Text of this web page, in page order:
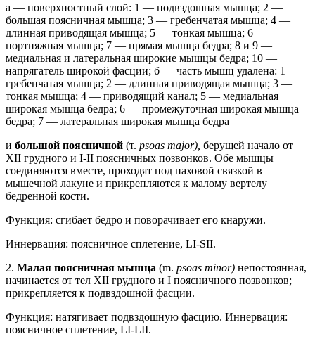
а — поверхностный слой: 1 — подвздошная мышца; 2 —
большая поясничная мышца; 3 — гребенчатая мышца; 4 —
длинная приводящая мышца; 5 — тонкая мышца; 6 —
портняжная мышца; 7 — прямая мышца бедра; 8 и 9 —
медиальная и латеральная широкие мышцы бедра; 10 —
напрягатель широкой фасции; б — часть мышц удалена: 1 —
гребенчатая мышца; 2 — длинная приводящая мышца; 3 —
тонкая мышца; 4 — приводящий канал; 5 — медиальная
широкая мышца бедра; 6 — промежуточная широкая мышца
бедра; 7 — латеральная широкая мышца бедра
и большой поясничной (т. psoas major), берущей начало от
XII грудного и I-II поясничных позвонков. Обе мышцы
соединяются вместе, проходят под паховой связкой в
мышечной лакуне и прикрепляются к малому вертелу
бедренной кости.
Функция: сгибает бедро и поворачивает его кнаружи.
Иннервация: поясничное сплетение, LI-SII.
2. Малая поясничная мышца (m. psoas minor) непостоянная,
начинается от тел XII грудного и I поясничного позвонков;
прикрепляется к подвздошной фасции.
Функция: натягивает подвздошную фасцию. Иннервация:
поясничное сплетение, LI-LII.